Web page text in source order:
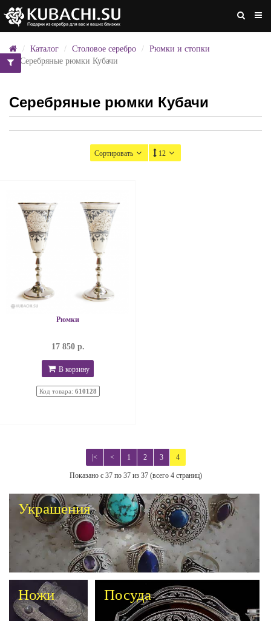
Каталог Столовое серебро
Рюмки и стопки
Серебряные рюмки Кубачи
Серебряные рюмки Кубачи
Сортировать 12
Рюмки
17 850 р.
В корзину
Код товара: 610128
|< < 1 2 3 4
Показано с 37 по 37 из 37 (всего 4 страниц)
Украшения
Ножи Посуда